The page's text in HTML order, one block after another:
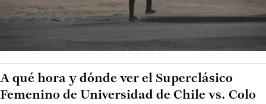
A qué hora y dónde ver el Superclásico
Femenino de Universidad de Chile vs. Colo